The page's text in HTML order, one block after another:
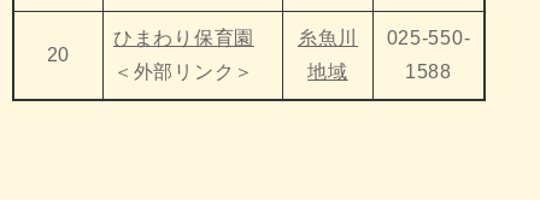
20
ひまわり保育園
＜外部リンク＞
糸魚川
地域
025-550-
1588